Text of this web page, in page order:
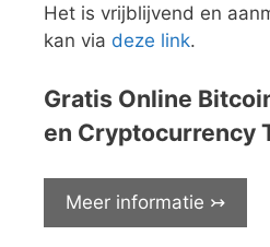
Het is vrijblijvend en
kan via deze link.
Gratis Online
en Cryptocurrency
Meer informatie ↣